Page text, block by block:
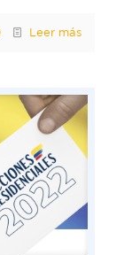
Leer más